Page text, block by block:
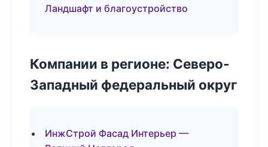
Ландшафт и благоустройство
Компании в регионе: Северо-
Западный федеральный округ
ИнжСтрой Фасад Интерьер —